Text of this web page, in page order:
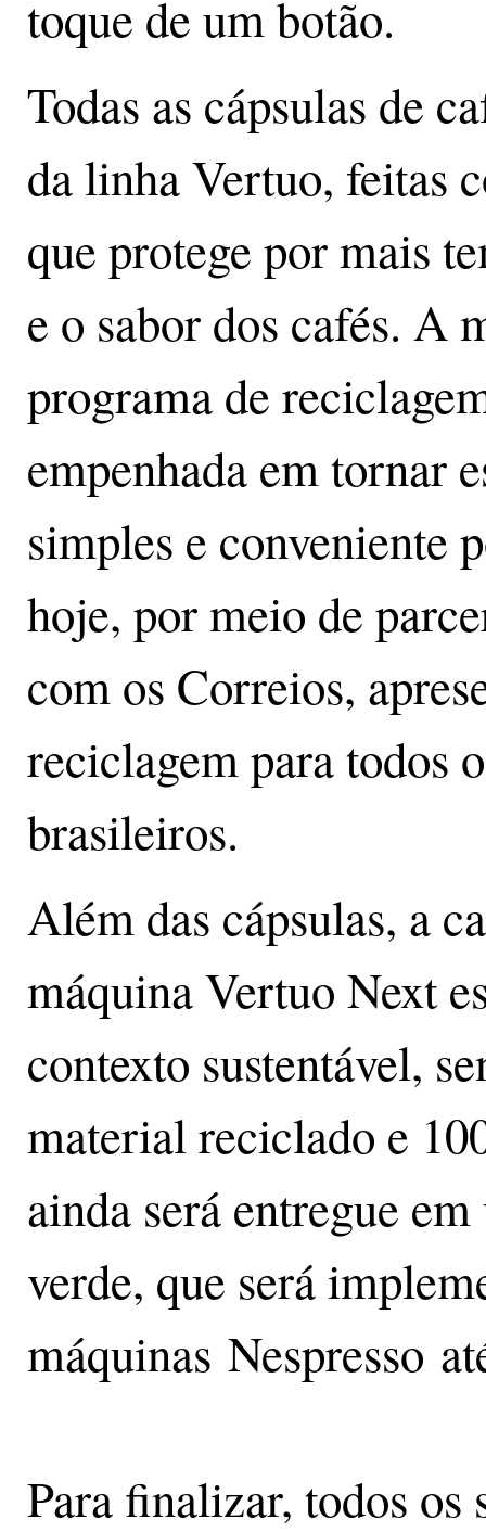
toque de um botão.
Todas as cápsulas de
da linha Vertuo, feitas
que protege por mais
e o sabor dos cafés. A
programa de
empenhada em tornar
simples e conveniente
hoje, por meio de
com os Correios,
reciclagem para todos
brasileiros.
Além das cápsulas, a
máquina Vertuo Next
contexto sustentável,
material reciclado e
ainda será entregue
verde, que será
máquinas Nespresso
Para finalizar, todos os